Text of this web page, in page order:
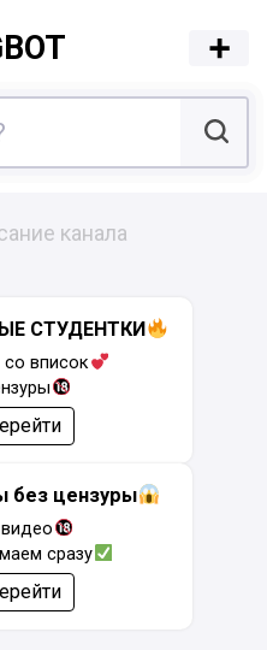
канала
СТУДЕНТКИ
вписок
без цензуры
сразу